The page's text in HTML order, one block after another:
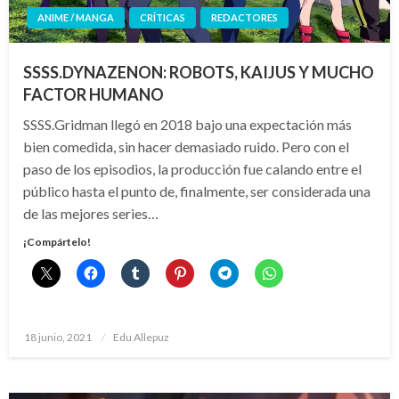
ANIME / MANGA CRÍTICAS REDACTORES
SSSS.DYNAZENON: ROBOTS, KAIJUS Y MUCHO
FACTOR HUMANO
SSSS.Gridman llegó en 2018 bajo una expectación más
bien comedida, sin hacer demasiado ruido. Pero con el
paso de los episodios, la producción fue calando entre el
público hasta el punto de, finalmente, ser considerada una
de las mejores series…
¡Compártelo!
Publicado
18 junio, 2021 Edu Allepuz